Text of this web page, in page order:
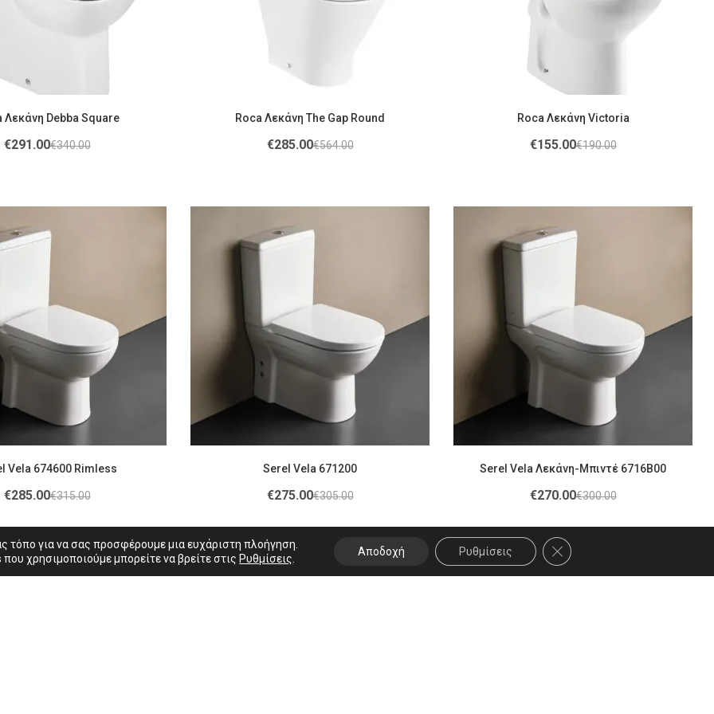
Λεκάνη Debba Square
€340.00
€291.00
Roca Λεκάνη The Gap Round
€564.00
€285.00
Roca Λεκάνη Victoria
€190.00
€155.00
Serel Vela 674600 Rimless
€315.00
€285.00
Serel Vela 671200
€305.00
€275.00
Serel Vela Λεκάνη-Μπιντέ 6716B00
€300.00
€270.00
τόπο για να σας προσφέρουμε μια ευχάριστη πλοήγηση.
χρησιμοποιούμε μπορείτε να βρείτε στις Ρυθμίσεις
Αποδοχή Ρυθμίσεις ΚΛΕΊΣΙΜΟ ΤΟΥ COOKIE